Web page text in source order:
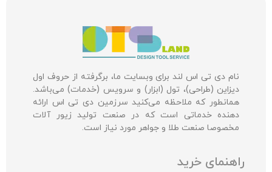
نام دی تی اس لند برای وبسایت ما، برگرفته از حروف اول
دیزاین (طراحی)، تول (ابزار) و سرویس (خدمات) می‌باشد.
همانطور که ملاحظه می‌کنید سرزمین دی تی اس ارائه
دهنده خدماتی است که در صنعت تولید زیور آلات
مخصوصا صنعت طلا و جواهر مورد نیاز است.
راهنمای خرید